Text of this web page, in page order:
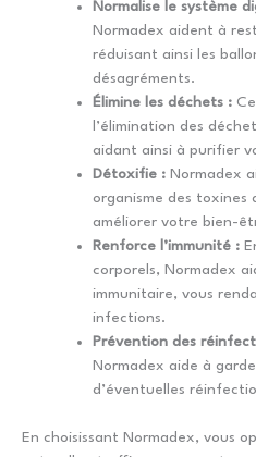
Normalise le système
Normadex aident à
réduisant ainsi les
désagréments.
Élimine les déchets :
l’élimination des
aidant ainsi à purifier
Détoxifie : Normadex
organisme des toxines
améliorer votre bien-
Renforce l’immunité :
corporels, Normadex
immunitaire, vous
infections.
Prévention des
Normadex aide à
d’éventuelles
En choisissant Normadex, vous